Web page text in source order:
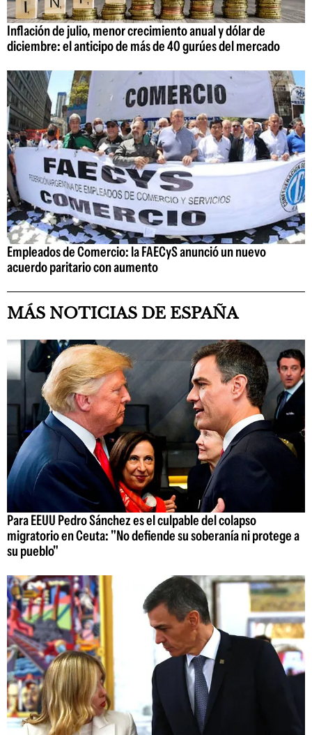
Inflación de julio, menor crecimiento anual y dólar de
diciembre: el anticipo de más de 40 gurúes del mercado
Empleados de Comercio: la FAECyS anunció un nuevo
acuerdo paritario con aumento
MÁS NOTICIAS DE ESPAÑA
Para EEUU Pedro Sánchez es el culpable del colapso
migratorio en Ceuta: "No defiende su soberanía ni protege a
su pueblo"